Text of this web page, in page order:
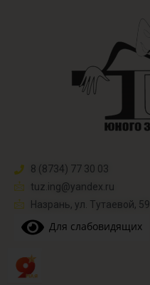
8 (8734) 77 30 03
tuz.ing@yandex.ru​
Назрань, ул. Тутаевой, 59
Для слабовидящих